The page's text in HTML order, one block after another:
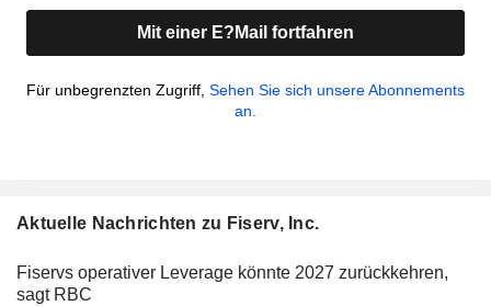
Mit einer E?Mail fortfahren
Für unbegrenzten Zugriff, Sehen Sie sich unsere Abonnements
an.
Aktuelle Nachrichten zu Fiserv, Inc.
Fiservs operativer Leverage könnte 2027 zurückkehren,
sagt RBC